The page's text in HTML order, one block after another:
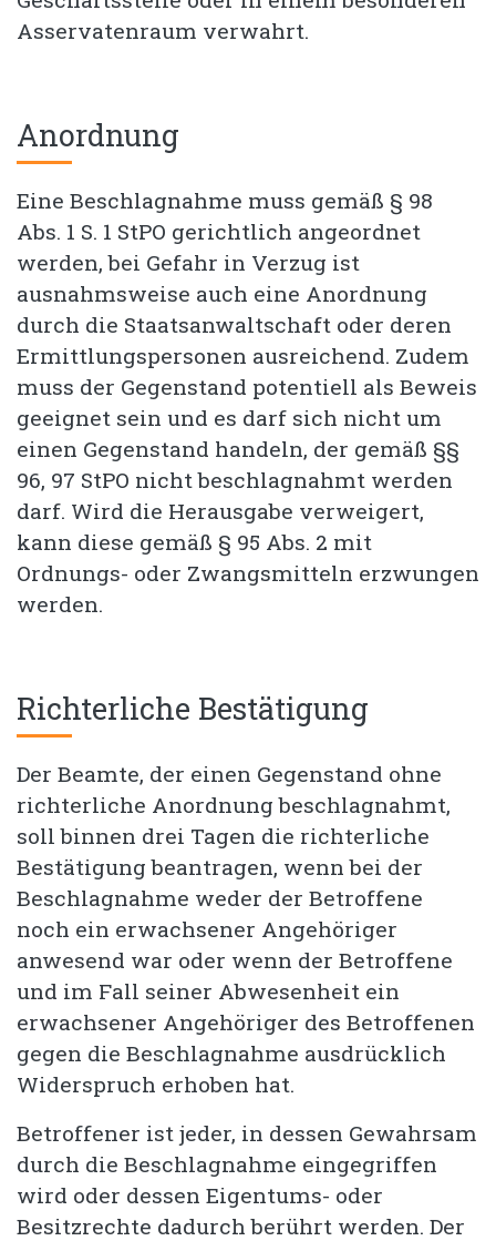
Asservatenraum verwahrt.
Anordnung
Eine Beschlagnahme muss gemäß § 98
Abs. 1 S. 1 StPO gerichtlich angeordnet
werden, bei Gefahr in Verzug ist
ausnahmsweise auch eine Anordnung
durch die Staatsanwaltschaft oder deren
Ermittlungspersonen ausreichend. Zudem
muss der Gegenstand potentiell als Beweis
geeignet sein und es darf sich nicht um
einen Gegenstand handeln, der gemäß §§
96, 97 StPO nicht beschlagnahmt werden
darf. Wird die Herausgabe verweigert,
kann diese gemäß § 95 Abs. 2 mit
Ordnungs- oder Zwangsmitteln erzwungen
werden.
Richterliche Bestätigung
Der Beamte, der einen Gegenstand ohne
richterliche Anordnung beschlagnahmt,
soll binnen drei Tagen die richterliche
Bestätigung beantragen, wenn bei der
Beschlagnahme weder der Betroffene
noch ein erwachsener Angehöriger
anwesend war oder wenn der Betroffene
und im Fall seiner Abwesenheit ein
erwachsener Angehöriger des Betroffenen
gegen die Beschlagnahme ausdrücklich
Widerspruch erhoben hat.
Betroffener ist jeder, in dessen Gewahrsam
durch die Beschlagnahme eingegriffen
wird oder dessen Eigentums- oder
Besitzrechte dadurch berührt werden. Der